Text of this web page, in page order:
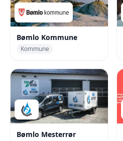
Bømlo Kommune
Kommune
Bømlo Mesterrør